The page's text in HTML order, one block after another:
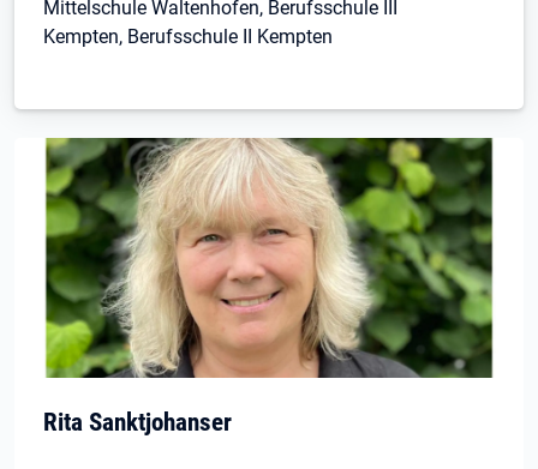
Mittelschule Waltenhofen, Berufsschule III
Kempten, Berufsschule II Kempten
Rita Sanktjohanser